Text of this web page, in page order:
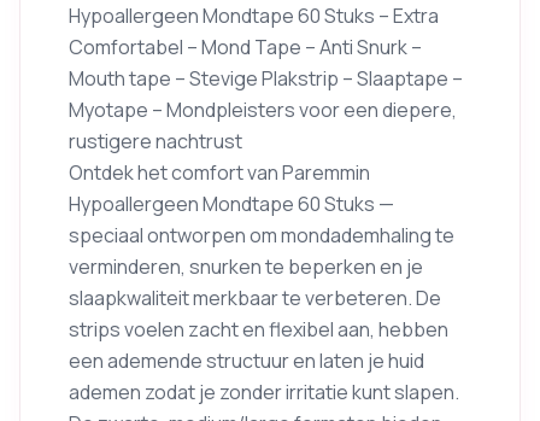
Hypoallergeen Mondtape 60 Stuks – Extra
Comfortabel – Mond Tape – Anti Snurk –
Mouth tape – Stevige Plakstrip – Slaaptape –
Myotape – Mondpleisters voor een diepere,
rustigere nachtrust
Ontdek het comfort van Paremmin
Hypoallergeen Mondtape 60 Stuks —
speciaal ontworpen om mondademhaling te
verminderen, snurken te beperken en je
slaapkwaliteit merkbaar te verbeteren. De
strips voelen zacht en flexibel aan, hebben
een ademende structuur en laten je huid
ademen zodat je zonder irritatie kunt slapen.